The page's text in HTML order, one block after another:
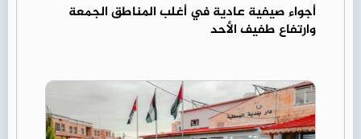
أجواء صيفية عادية في أغلب المناطق الجمعة
وارتفاع طفيف الأحد